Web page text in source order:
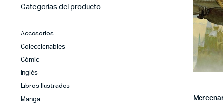
Categorías del producto
Accesorios
Coleccionables
Cómic
Inglés
Libros Ilustrados
Manga